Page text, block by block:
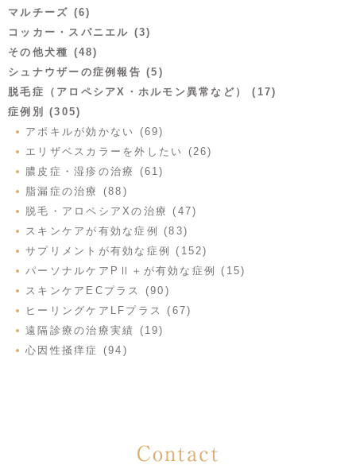
マルチーズ (6)
コッカー・スパニエル (3)
その他犬種 (48)
シュナウザーの症例報告 (5)
脱毛症（アロペシアX・ホルモン異常など） (17)
症例別 (305)
アポキルが効かない (69)
エリザベスカラーを外したい (26)
膿皮症・湿疹の治療 (61)
脂漏症の治療 (88)
脱毛・アロペシアXの治療 (47)
スキンケアが有効な症例 (83)
サプリメントが有効な症例 (152)
パーソナルケアPⅡ＋が有効な症例 (15)
スキンケアECプラス (90)
ヒーリングケアLFプラス (67)
遠隔診療の治療実績 (19)
心因性掻痒症 (94)
Contact